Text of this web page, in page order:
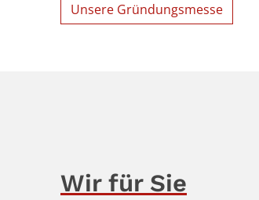
Unsere Gründungsmesse
Wir für Sie